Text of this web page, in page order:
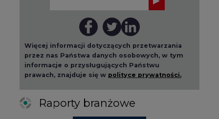
Więcej informacji dotyczących przetwarzania
przez nas Państwa danych osobowych, w tym
informacje o przysługujących Państwu
prawach, znajduje się w polityce prywatności.
Raporty branżowe